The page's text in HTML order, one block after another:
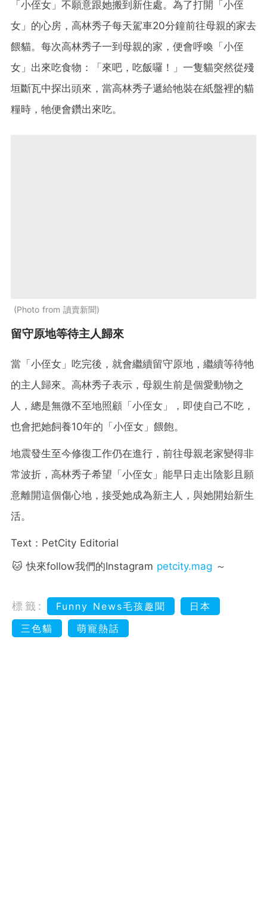
「小侄女」不願意跟她搬到新住處。為了打開「小侄
女」的心房，高林秀子每天駕車20分鐘前往母親的家去
餵貓。每次高林秀子一到母親的家，便會呼喚「小侄
女」出來吃食物：「來吧，吃飯囉！」一隻貓突然從殘
垣斷瓦中探出頭來，當高林秀子遞給牠裝在紙盤裡的貓
糧時，牠便會鑽出來吃。
Photo from 讀賣新聞
留守原地等待主人歸來
當「小侄女」吃完後，就會繼續留守原地，繼續等待牠
的主人歸來。高林秀子表示，母親生前是個愛動物之
人，總是無微不至地照顧「小侄女」，即使自己不吃，
也會把她飼養10年的「小侄女」餵飽。
地震發生至今修復工作仍在進行，前往母親老家變得非
常波折，高林秀子希望「小侄女」能早日走出陰影且願
意離開這個傷心地，接受她成為新主人，與她開始新生
活。
Text：PetCity Editorial
🐱 快來follow我們的Instagram petcity.mag ～
標籤: Funny News毛孩趣聞
日本
三色貓
萌寵熱話